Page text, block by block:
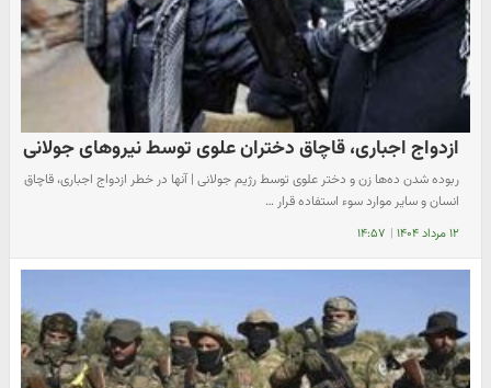
ازدواج اجباری، قاچاق دختران علوی توسط نیروهای جولانی
ربوده شدن ده‌ها زن و دختر علوی توسط رژیم جولانی | آنها در خطر ازدواج اجباری، قاچاق
انسان و سایر موارد سوء استفاده قرار …
۱۲ مرداد ۱۴۰۴ | ۱۴:۵۷